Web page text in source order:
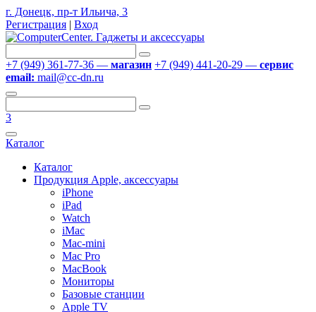
г. Донецк, пр-т Ильича, 3
Регистрация | Вход
+7 (949) 361-77-36 — магазин +7 (949) 441-20-29 — сервис
email: mail@cc-dn.ru
3
Каталог
Каталог
Продукция Apple, аксессуары
iPhone
iPad
Watch
iMac
Mac-mini
Mac Pro
MacBook
Мониторы
Базовые станции
Apple TV